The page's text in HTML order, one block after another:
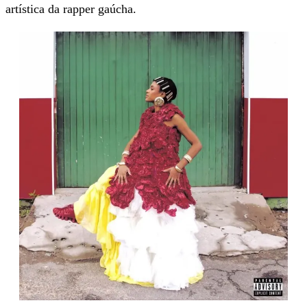
artística da rapper gaúcha.